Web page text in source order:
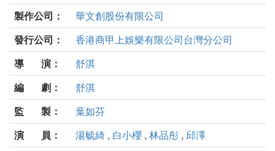
製作公司：
華文創股份有限公司
發行公司：
香港商甲上娛樂有限公司台灣分公司
導 演：
舒淇
編 劇：
舒淇
監 製：
葉如芬
演 員：
湯毓綺 , 白小櫻 , 林品彤 , 邱澤